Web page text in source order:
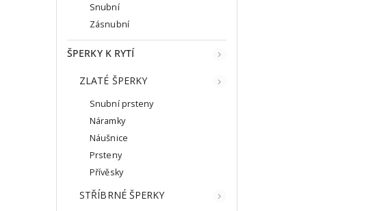
Snubní
Zásnubní
ŠPERKY K RYTÍ
ZLATÉ ŠPERKY
Snubní prsteny
Náramky
Náušnice
Prsteny
Přívěsky
STŘÍBRNÉ ŠPERKY